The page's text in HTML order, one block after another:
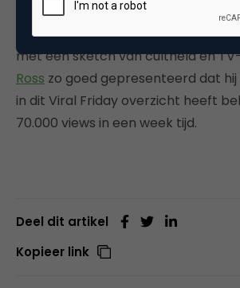
mogelijkheden zien die hun
maakt. De videoAdobe Photoshop
met een sketch van cultheld en
Ross zo goed gepresenteerd dat
in dit Viral Friday overzicht heeft
70.000 views in een week tijd.
Deel dit artikel
Kopieer link